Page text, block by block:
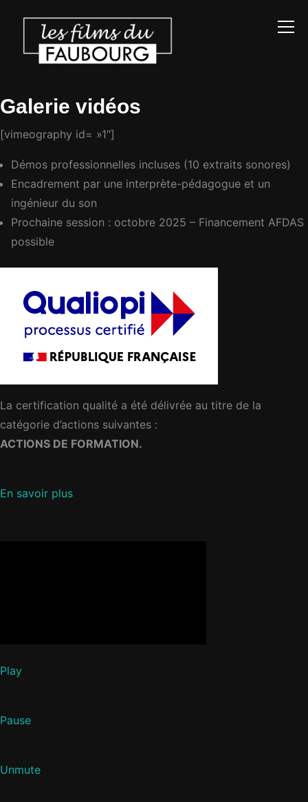
Info
Galerie vidéos
[vimeography id= »1″]
Démos professionnelles incluses (10 extraits sonores)
Encadrement par une interprète-pédagogue et un
ingénieur du son
Prochaine session : octobre 2025 – Financement AFDAS
possible
La certification qualité a été délivrée au titre de la
catégorie d’actions suivantes :
ACTIONS DE FORMATION.
En savoir plus
Play
Pause
Unmute